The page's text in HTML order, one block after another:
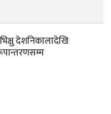
देशनिकालादेखि